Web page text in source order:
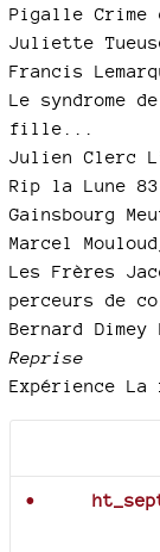
Pigalle Crime
Juliette
Francis
Le syndrome
fille...
Julien Clerc
Rip la Lune 83
Gainsbourg
Marcel
Les Frères
perceurs de
Bernard Dimey
Reprise
Expérience